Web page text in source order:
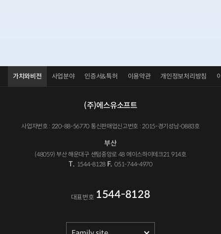
가치와비전 사업분야 인증서&특허 이용약관 개인정보처리방침
(주)에스유소프트
사업자번호 : 220-88-56770 통신판매업신고번호 : 2015-경기성남-0883호
부산
(48059) 부산 해운대구 센텀중앙로 48 에이스하이테크21 914호
T. 1544-8128 F. 051-744-4970
대표번호 1544-8128